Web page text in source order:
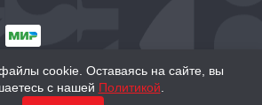
Дом Книги «МОСКВА»
cookie. Оставаясь на сайте, вы
с нашей Политикой